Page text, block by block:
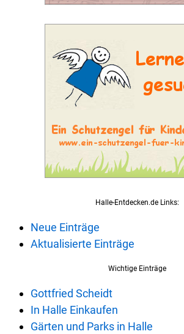
Halle-Entdecken.de Links:
Neue Einträge
Aktualisierte Einträge
Wichtige Einträge
Gottfried Scheidt
In Halle Einkaufen
Gärten und Parks in Halle